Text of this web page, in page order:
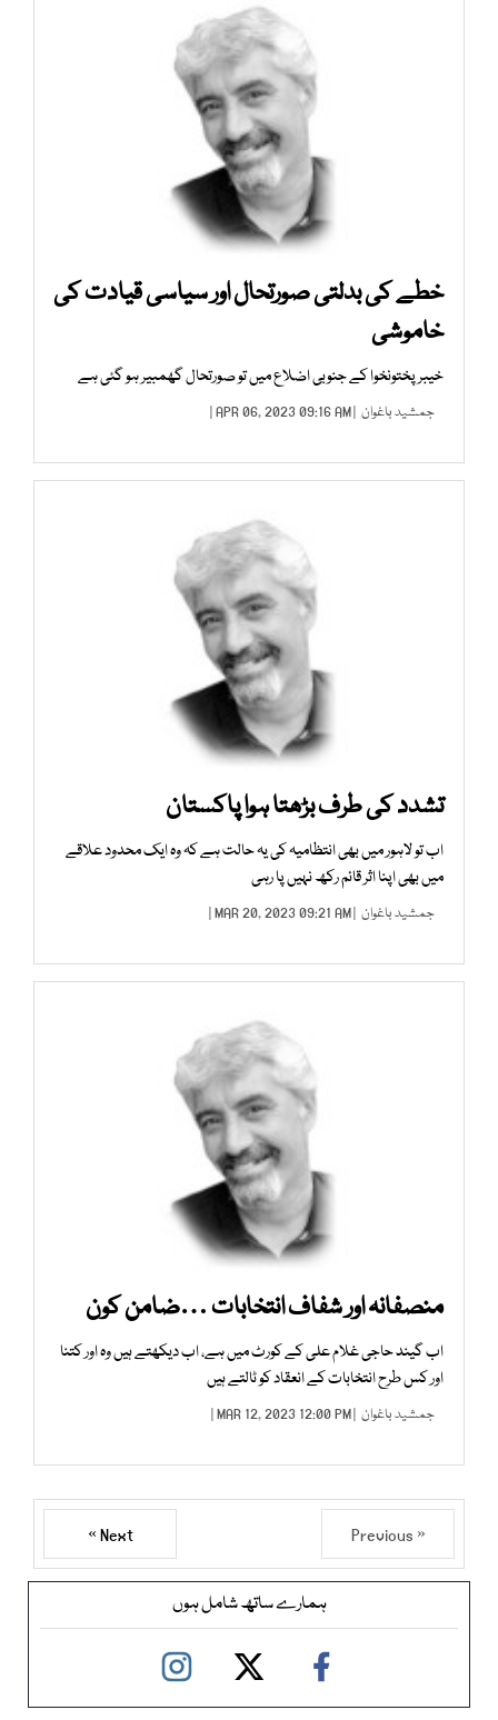
خطے کی بدلتی صورتحال اور سیاسی قیادت کی
خاموشی
خیبرپختونخوا کے جنوبی اضلاع میں تو صورتحال گھمبیر ہو گئی ہے
جمشید باغوان | APR 06, 2023 09:16 AM |
تشدد کی طرف بڑھتا ہوا پاکستان
اب تو لاہور میں بھی انتظامیہ کی یہ حالت ہے کہ وہ ایک محدود علاقے
میں بھی اپنا اثر قائم رکھ نہیں پا رہی
جمشید باغوان | MAR 20, 2023 09:21 AM |
منصفانہ اور شفاف انتخابات …ضامن کون
اب گیند حاجی غلام علی کے کورٹ میں ہے، اب دیکھتے ہیں وہ اور کتنا
اور کس طرح انتخابات کے انعقاد کو ٹالتے ہیں
جمشید باغوان | MAR 12, 2023 12:00 PM |
« Previous
Next »
ہمارے ساتھ شامل ہوں